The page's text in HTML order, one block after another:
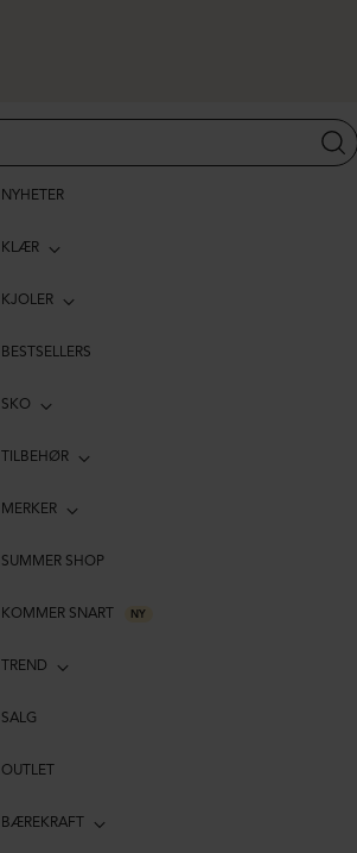
NYHETER
KLÆR
KJOLER
BESTSELLERS
SKO
TILBEHØR
MERKER
SUMMER SHOP
KOMMER SNART NY
TREND
SALG
OUTLET
BÆREKRAFT